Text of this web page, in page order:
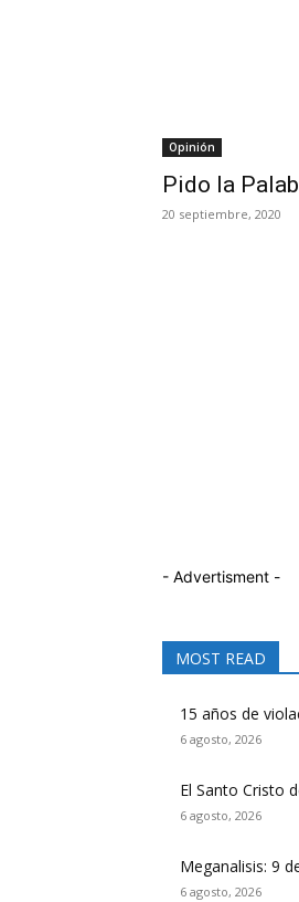
Opinión
Pido la
20 septiembre, 2020
- Advertisment -
MOST READ
15 años de
6 agosto, 2026
El Santo Cristo
6 agosto, 2026
Meganalisis: 9
6 agosto, 2026